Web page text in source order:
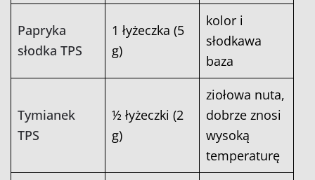
Papryka
słodka TPS
1 łyżeczka (5
g)
kolor i
słodkawa
baza
Tymianek
TPS
½ łyżeczki (2
g)
ziołowa nuta,
dobrze znosi
wysoką
temperaturę